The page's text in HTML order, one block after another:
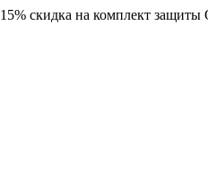
15% скидка на комплект защиты